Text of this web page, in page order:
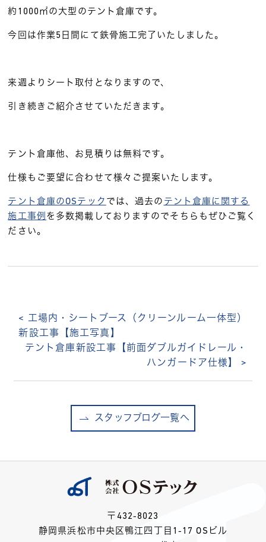
約1000㎡の大型のテント倉庫です。
今回は作業5日間にて鉄骨施工完了いたしました。
来週よりシート取付となりますので、
引き続きご紹介させていただきます。
テント倉庫他、お見積りは無料です。
仕様もご要望に合わせて様々ご提案いたします。
テント倉庫のOSテック では、過去の テント倉庫に関する
施工事例 を多数掲載しておりますのでそちらもぜひご覧く
ださい。
< 工場内・シートブース（クリーンルーム一体型）
新設工事【施工写真】
テント倉庫新設工事【前面ダブルガイドレール・
ハンガードア仕様】 >
スタッフブログ一覧へ
〒432-8023
静岡県浜松市中央区鴨江四丁目1-17 OSビル